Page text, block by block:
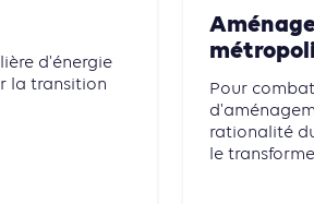
d'énergie
la transition
Pour
rationalité
le